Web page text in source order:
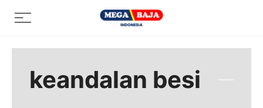
Menu
keandalan besi